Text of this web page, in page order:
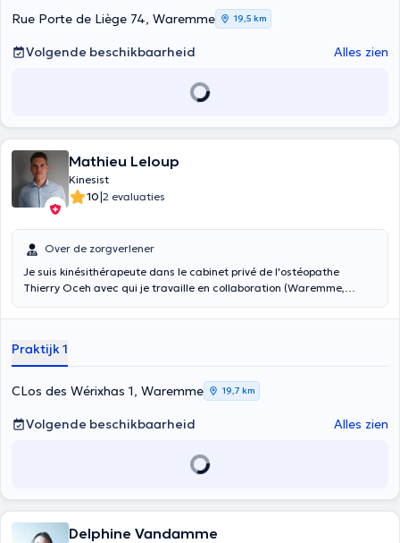
Rue Porte de Liège 74, Waremme 19,5 km
Volgende beschikbaarheid Alles zien
Mathieu Leloup
Kinesist
10|2 evaluaties
Over de zorgverlener
Je suis kinésithérapeute dans le cabinet privé de l'ostéopathe
Thierry Oceh avec qui je travaille en collaboration (Waremme,
service physio (externe) en tant qu'indépendant.
Praktijk 1
CLos des Wérixhas 1, Waremme 19,7 km
Volgende beschikbaarheid Alles zien
Delphine Vandamme